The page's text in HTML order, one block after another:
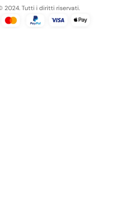
© 2024. Tutti i diritti riservati.